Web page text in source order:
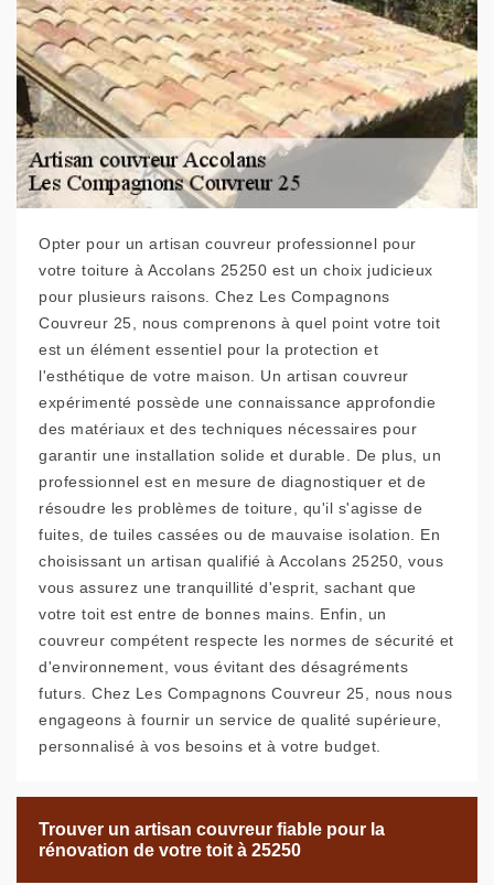
Opter pour un artisan couvreur professionnel pour
votre toiture à Accolans 25250 est un choix judicieux
pour plusieurs raisons. Chez Les Compagnons
Couvreur 25, nous comprenons à quel point votre toit
est un élément essentiel pour la protection et
l'esthétique de votre maison. Un artisan couvreur
expérimenté possède une connaissance approfondie
des matériaux et des techniques nécessaires pour
garantir une installation solide et durable. De plus, un
professionnel est en mesure de diagnostiquer et de
résoudre les problèmes de toiture, qu'il s'agisse de
fuites, de tuiles cassées ou de mauvaise isolation. En
choisissant un artisan qualifié à Accolans 25250, vous
vous assurez une tranquillité d'esprit, sachant que
votre toit est entre de bonnes mains. Enfin, un
couvreur compétent respecte les normes de sécurité et
d'environnement, vous évitant des désagréments
futurs. Chez Les Compagnons Couvreur 25, nous nous
engageons à fournir un service de qualité supérieure,
personnalisé à vos besoins et à votre budget.
Trouver un artisan couvreur fiable pour la
rénovation de votre toit à 25250